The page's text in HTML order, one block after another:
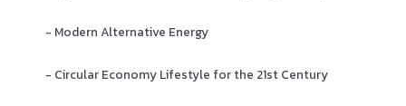
- Modern Alternative Energy
- Circular Economy Lifestyle for the 21st Century